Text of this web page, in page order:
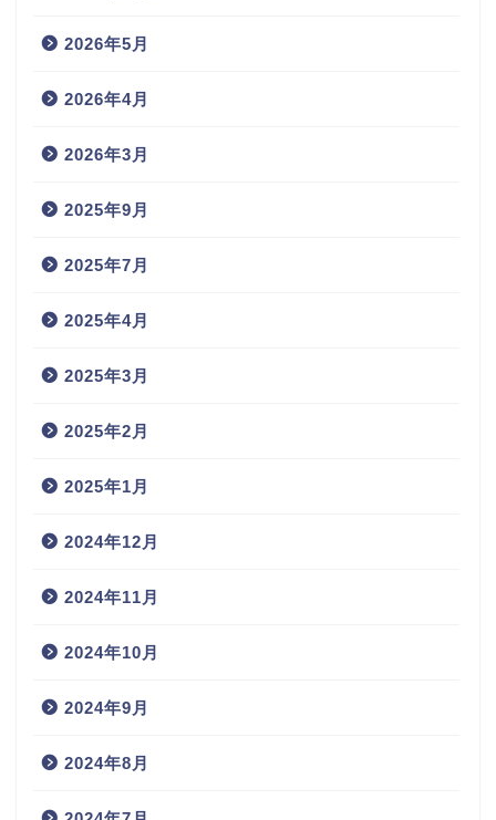
2026年5月
2026年4月
2026年3月
2025年9月
2025年7月
2025年4月
2025年3月
2025年2月
2025年1月
2024年12月
2024年11月
2024年10月
2024年9月
2024年8月